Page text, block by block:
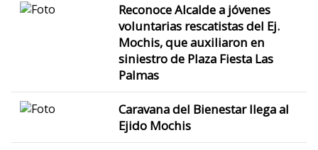
Reconoce Alcalde a jóvenes
voluntarias rescatistas del Ej.
Mochis, que auxiliaron en
siniestro de Plaza Fiesta Las
Palmas
Caravana del Bienestar llega al
Ejido Mochis